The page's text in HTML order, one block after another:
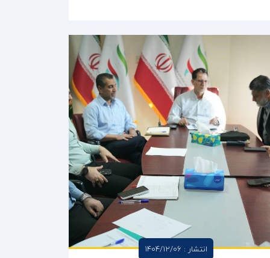
انتشار : 1404/12/06